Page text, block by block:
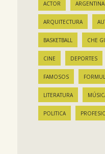
ACTOR ARGENTINA
ARQUITECTURA
BASKETBALL CHE
CINE DEPORTES
FAMOSOS
LITERATURA
POLITICA